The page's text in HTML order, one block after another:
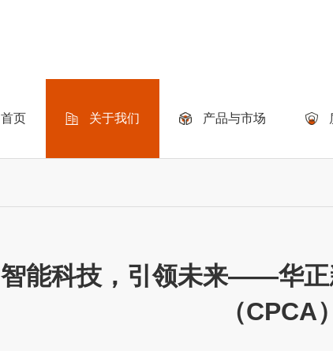
首页 关于我们 产品与市场
智能科技，引领未来——华正
（CPCA